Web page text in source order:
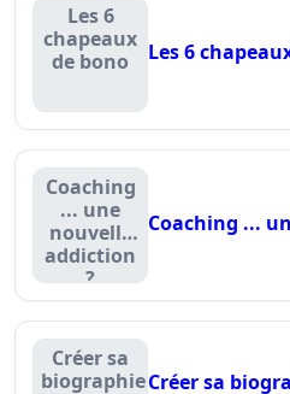
Les 6
chapeaux
de bono
Les 6
Coaching
... une
nouvelle
addiction
?
Coaching ...
Créer sa
biographieCréer sa